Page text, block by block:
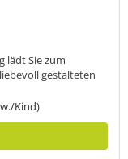
lädt Sie zum
gestalteten
Kind)